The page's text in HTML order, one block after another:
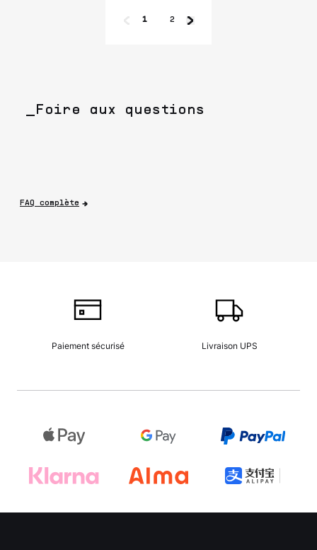
1 2
_Foire aux questions
FAQ complète
Paiement sécurisé Livraison UPS